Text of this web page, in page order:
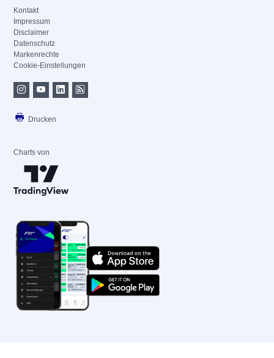
Kontakt
Impressum
Disclaimer
Datenschutz
Markenrechte
Cookie-Einstellungen
Drucken
Charts von